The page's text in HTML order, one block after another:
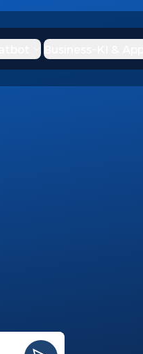
Business-KI & Apps